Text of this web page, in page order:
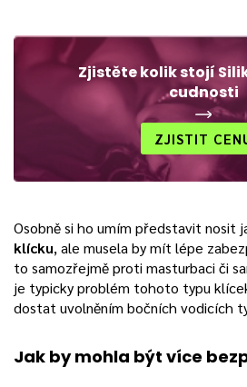
Zjistěte kolik stojí
cudnosti
ZJISTIT
Osobně si ho umím představit nosit
klícku, ale musela by mít lépe
to samozřejmě proti masturbaci či
je typicky problém tohoto typu
dostat uvolněním bočních vodicích
Jak by mohla být více